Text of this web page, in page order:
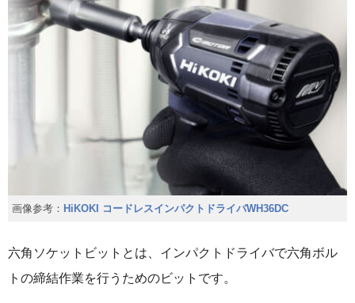
画像参考： HiKOKI コードレスインパクトドライバWH36DC
六角ソケットビットとは、インパクトドライバで六角ボル
トの締結作業を行うためのビットです。